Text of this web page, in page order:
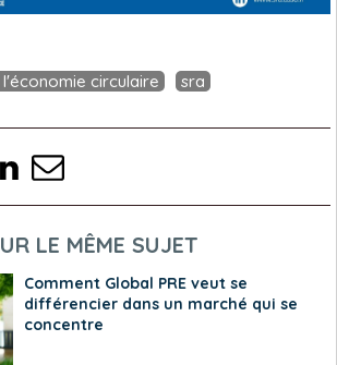
circulaire sra
LE MÊME SUJET
Comment Global PRE veut se
différencier dans un marché qui se
concentre